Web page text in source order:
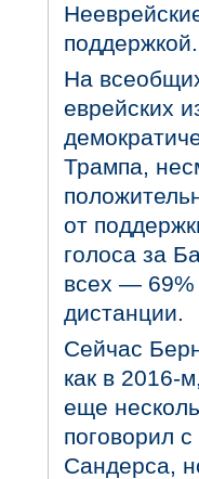
поддержкой.
На
еврейских
Трампа,
от
голоса за
всех —
дистанции.
Сейчас
как в 2016-
еще
поговорил
Сандерса,